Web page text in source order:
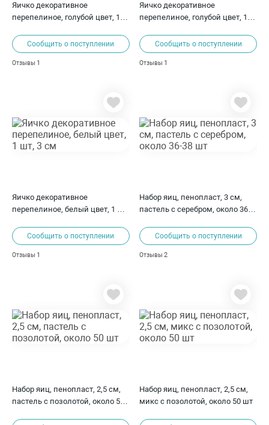
Яичко декоративное
перепелиное, голубой цвет, 1
Сообщить о поступлении
Отзывы 1
Яичко декоративное
перепелиное, голубой цвет, 1
Сообщить о поступлении
Отзывы 1
Яичко декоративное
перепелиное, белый цвет, 1 шт,
Сообщить о поступлении
Отзывы 1
Набор яиц, пенопласт, 3 см,
пастель с серебром, около 36-
Сообщить о поступлении
Отзывы2
Набор яиц, пенопласт, 2,5 см,
пастель с позолотой, около 50
Набор яиц, пенопласт, 2,5 см,
микс с позолотой, около 50 шт